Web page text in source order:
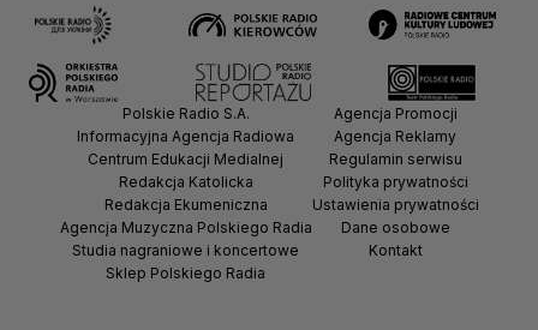
Polskie Radio S.A.
Informacyjna Agencja Radiowa
Centrum Edukacji Medialnej
Redakcja Katolicka
Redakcja Ekumeniczna
Agencja Muzyczna Polskiego Radia
Studia nagraniowe i koncertowe
Sklep Polskiego Radia
Agencja Promocji
Agencja Reklamy
Regulamin serwisu
Polityka prywatności
Ustawienia prywatności
Dane osobowe
Kontakt